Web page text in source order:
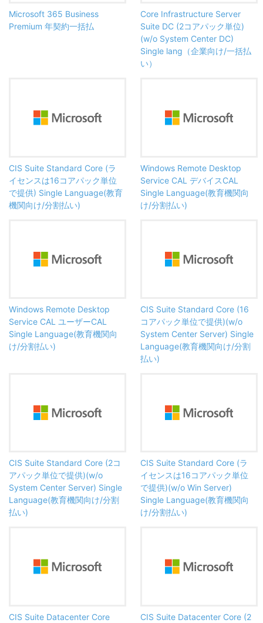
Microsoft 365 Business
Premium 年契約一括払
Core Infrastructure Server
Suite DC (2コアパック単位)
(w/o System Center DC)
Single lang（企業向け/一括払
い）
CIS Suite Standard Core (ラ
イセンスは16コアパック単位
で提供) Single Language(教育
機関向け/分割払い)
Windows Remote Desktop
Service CAL デバイスCAL
Single Language(教育機関向
け/分割払い)
Windows Remote Desktop
Service CAL ユーザーCAL
Single Language(教育機関向
け/分割払い)
CIS Suite Standard Core (16
コアパック単位で提供)(w/o
System Center Server) Single
Language(教育機関向け/分割
払い)
CIS Suite Standard Core (2コ
アパック単位で提供)(w/o
System Center Server) Single
Language(教育機関向け/分割
払い)
CIS Suite Standard Core (ラ
イセンスは16コアパック単位
で提供)(w/o Win Server)
Single Language(教育機関向
け/分割払い)
CIS Suite Datacenter Core
CIS Suite Datacenter Core (2